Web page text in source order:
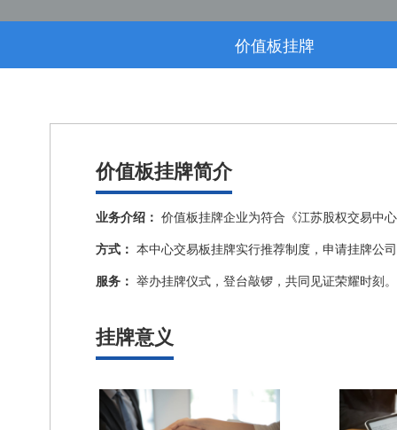
价值板挂牌
价值板挂牌简介
业务介绍： 价值板挂牌企业为符合《江苏股权交易中
方式： 本中心交易板挂牌实行推荐制度，申请挂牌公
服务： 举办挂牌仪式，登台敲锣，共同见证荣耀时刻
挂牌意义